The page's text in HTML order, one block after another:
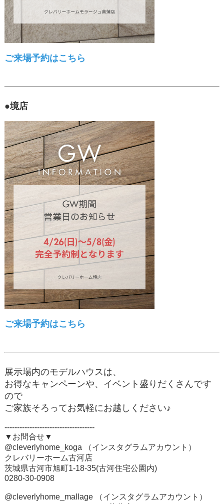
ご来場予約はこちら
●境店
ご来場予約はこちら
展示場内のモデルハウスは、
お得なキャンペーンや、イベント盛りだくさんです
ので
ご家族そろってお気軽にお越しください♪
------------------------------------
▼お問合せ▼
@cleverlyhome_koga （インスタグラムアカウント）
クレバリーホーム古河店
茨城県古河市旭町1-18-35(古河住宅公園内)
0280-30-0908
@cleverlyhome_mallage （インスタグラムアカウント）